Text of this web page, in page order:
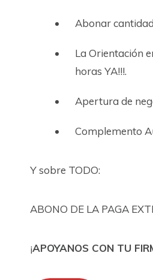
Abonar
La Orientación
horas YA!!!.
Apertura de
Complemento
Y sobre TODO:
ABONO DE LA PAGA
¡APOYANOS CON TU